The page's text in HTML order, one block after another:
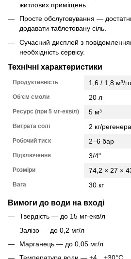
житлових приміщень.
Просте обслуговування —
додавати таблетовану сіль.
Сучасний дисплей з
необхідність сервісу.
Технічні характеристики
Продуктивність 1,6 / 1,8 м³/
Обʼєм смоли 20 л
Ресурс (при 5 мг-екв/л) 5 м³
Витрата солі 2 кг/
Робочий тиск 2–6 бар
Підключення 3/4"
Розміри 74,2 × 27 ×
Вага 30 кг
Вимоги до води на вході
Твердість — до 15 мг-екв/л
Залізо — до 0,2 мг/л
Марганець — до 0,05 мг/л